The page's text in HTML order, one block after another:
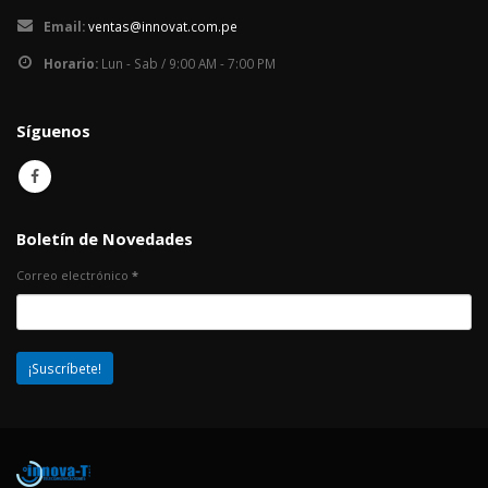
Email:ventas@innovat.com.pe
Horario: Lun - Sab / 9:00 AM - 7:00 PM
Síguenos
Boletín de Novedades
Correo electrónico *